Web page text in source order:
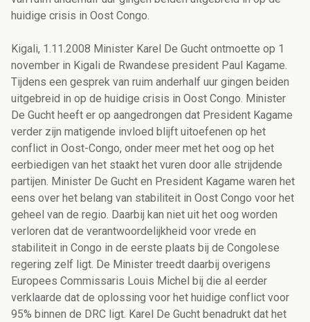
huidige crisis in Oost Congo.
Kigali, 1.11.2008 Minister Karel De Gucht ontmoette op 1
november in Kigali de Rwandese president Paul Kagame.
Tijdens een gesprek van ruim anderhalf uur gingen beiden
uitgebreid in op de huidige crisis in Oost Congo. Minister
De Gucht heeft er op aangedrongen dat President Kagame
verder zijn matigende invloed blijft uitoefenen op het
conflict in Oost-Congo, onder meer met het oog op het
eerbiedigen van het staakt het vuren door alle strijdende
partijen. Minister De Gucht en President Kagame waren het
eens over het belang van stabiliteit in Oost Congo voor het
geheel van de regio. Daarbij kan niet uit het oog worden
verloren dat de verantwoordelijkheid voor vrede en
stabiliteit in Congo in de eerste plaats bij de Congolese
regering zelf ligt. De Minister treedt daarbij overigens
Europees Commissaris Louis Michel bij die al eerder
verklaarde dat de oplossing voor het huidige conflict voor
95% binnen de DRC ligt. Karel De Gucht benadrukt dat het